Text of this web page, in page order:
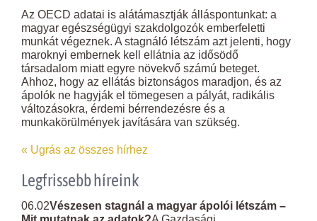
Az OECD adatai is alátámasztják álláspontunkat: a
magyar egészségügyi szakdolgozók emberfeletti
munkát végeznek. A stagnáló létszám azt jelenti, hogy
maroknyi embernek kell ellátnia az idősödő
társadalom miatt egyre növekvő számú beteget.
Ahhoz, hogy az ellátás biztonságos maradjon, és az
ápolók ne hagyják el tömegesen a pályát, radikális
változásokra, érdemi bérrendezésre és a
munkakörülmények javítására van szükség.
« Ugrás az összes hírhez
Legfrissebb híreink
06.02Vészesen stagnál a magyar ápolói létszám –